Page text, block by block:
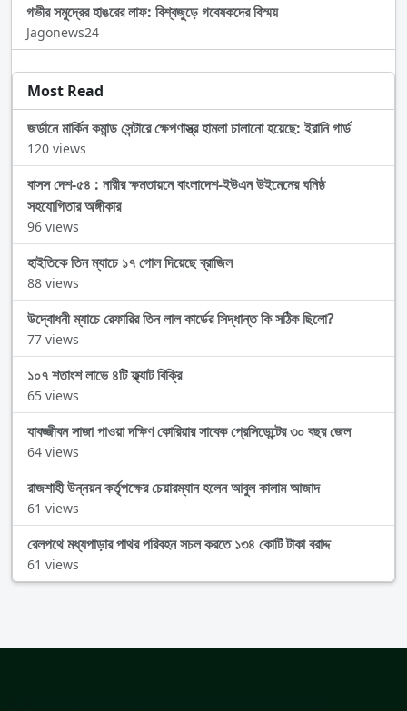
গভীর সমুদ্রের হাঙরের লাফ: বিশ্বজুড়ে গবেষকদের বিস্ময়
Jagonews24
Most Read
জর্ডানে মার্কিন কমান্ড সেন্টারে ক্ষেপণাস্ত্র হামলা চালানো হয়েছে: ইরানি গার্ড
120 views
বাসস দেশ-৫৪ : নারীর ক্ষমতায়নে বাংলাদেশ-ইউএন উইমেনের ঘনিষ্ঠ
সহযোগিতার অঙ্গীকার
96 views
হাইতিকে তিন ম্যাচে ১৭ গোল দিয়েছে ব্রাজিল
88 views
উদ্বোধনী ম্যাচে রেফারির তিন লাল কার্ডের সিদ্ধান্ত কি সঠিক ছিলো?
77 views
১০৭ শতাংশ লাভে ৪টি ফ্ল্যাট বিক্রি
65 views
যাবজ্জীবন সাজা পাওয়া দক্ষিণ কোরিয়ার সাবেক প্রেসিডেন্টের ৩০ বছর জেল
64 views
রাজশাহী উন্নয়ন কর্তৃপক্ষের চেয়ারম্যান হলেন আবুল কালাম আজাদ
61 views
রেলপথে মধ্যপাড়ার পাথর পরিবহন সচল করতে ১৩৪ কোটি টাকা বরাদ্দ
61 views